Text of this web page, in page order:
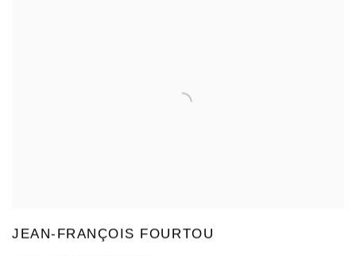
JEAN-FRANÇOIS FOURTOU